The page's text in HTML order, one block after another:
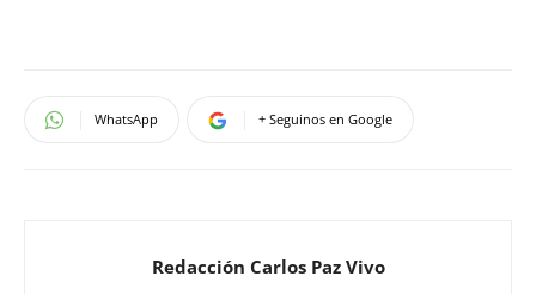
WhatsApp + Seguinos en Google
Redacción Carlos Paz Vivo